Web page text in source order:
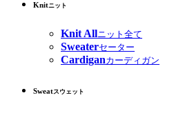
Knitニット
Knit Allニット全て
Sweaterセーター
Cardiganカーディガン
Sweatスウェット